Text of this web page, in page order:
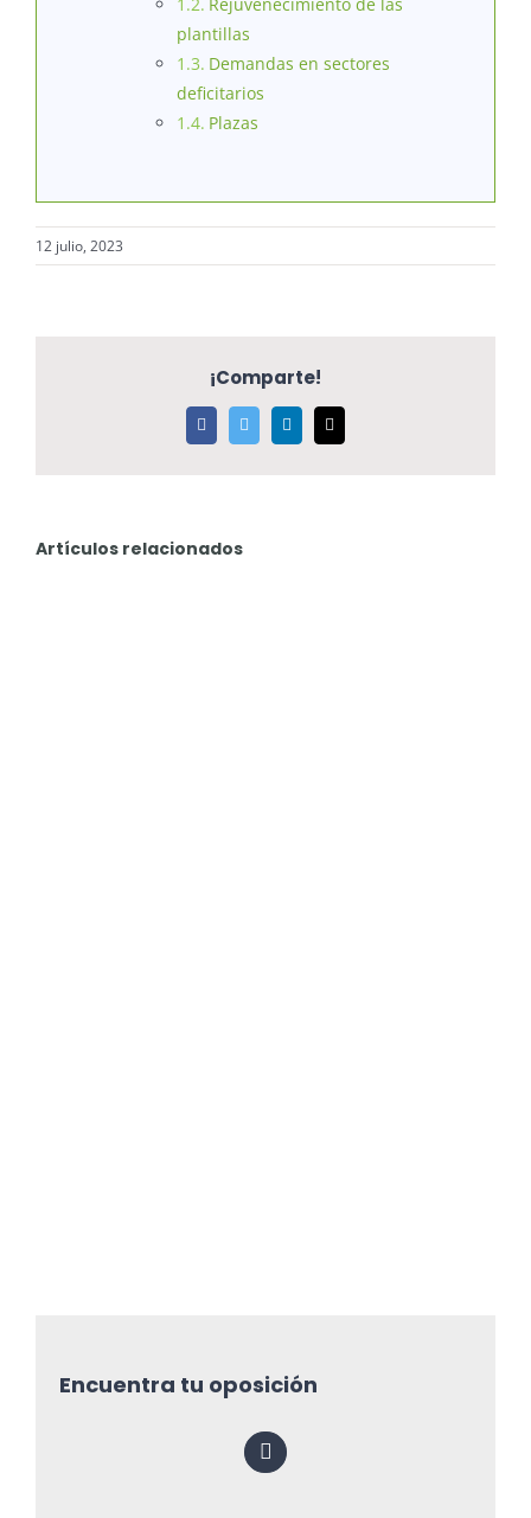
Rejuvenecimiento de las
plantillas
Demandas en sectores
deficitarios
Plazas
12 julio, 2023
¡Comparte!
FacebookTwitter LinkedIn
electrónico
Artículos relacionados
Encuentra tu oposición